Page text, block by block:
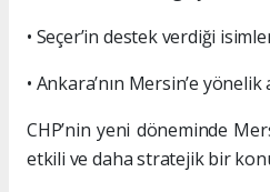
• Seçer’in destek verdiği
• Ankara’nın Mersin’e
CHP’nin yeni döneminde
etkili ve daha stratejik bir